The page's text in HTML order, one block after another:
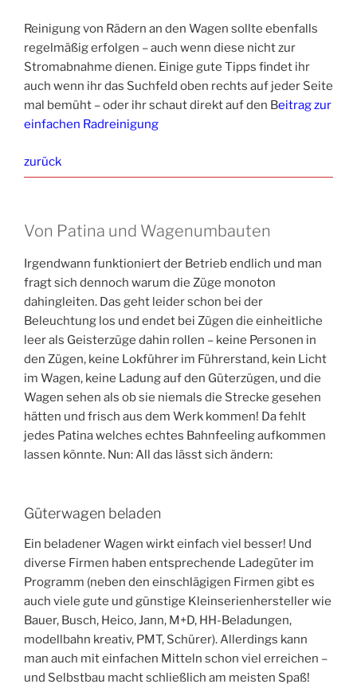
Reinigung von Rädern an den Wagen sollte ebenfalls
regelmäßig erfolgen – auch wenn diese nicht zur
Stromabnahme dienen. Einige gute Tipps findet ihr
auch wenn ihr das Suchfeld oben rechts auf jeder Seite
mal bemüht – oder ihr schaut direkt auf den Beitrag zur
einfachen Radreinigung
zurück
Von Patina und Wagenumbauten
Irgendwann funktioniert der Betrieb endlich und man
fragt sich dennoch warum die Züge monoton
dahingleiten. Das geht leider schon bei der
Beleuchtung los und endet bei Zügen die einheitliche
leer als Geisterzüge dahin rollen – keine Personen in
den Zügen, keine Lokführer im Führerstand, kein Licht
im Wagen, keine Ladung auf den Güterzügen, und die
Wagen sehen als ob sie niemals die Strecke gesehen
hätten und frisch aus dem Werk kommen! Da fehlt
jedes Patina welches echtes Bahnfeeling aufkommen
lassen könnte. Nun: All das lässt sich ändern:
Güterwagen beladen
Ein beladener Wagen wirkt einfach viel besser! Und
diverse Firmen haben entsprechende Ladegüter im
Programm (neben den einschlägigen Firmen gibt es
auch viele gute und günstige Kleinserienhersteller wie
Bauer, Busch, Heico, Jann, M+D, HH-Beladungen,
modellbahn kreativ, PMT, Schürer). Allerdings kann
man auch mit einfachen Mitteln schon viel erreichen –
und Selbstbau macht schließlich am meisten Spaß!